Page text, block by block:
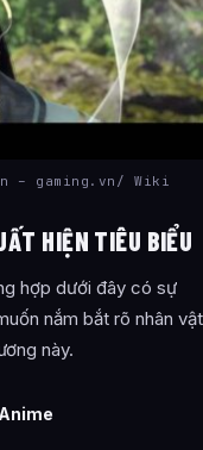
– gaming.vn/ Wiki
HIỆN TIÊU BIỂU
hợp dưới đây có sự
nắm bắt rõ nhân vật
này.
Anime